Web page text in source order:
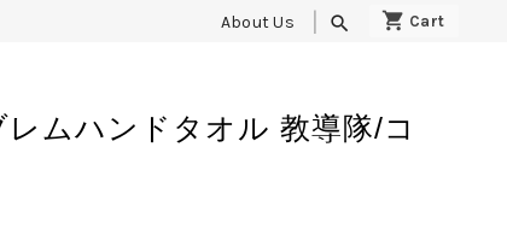
About Us search
レムハンドタオル 教導隊/コ